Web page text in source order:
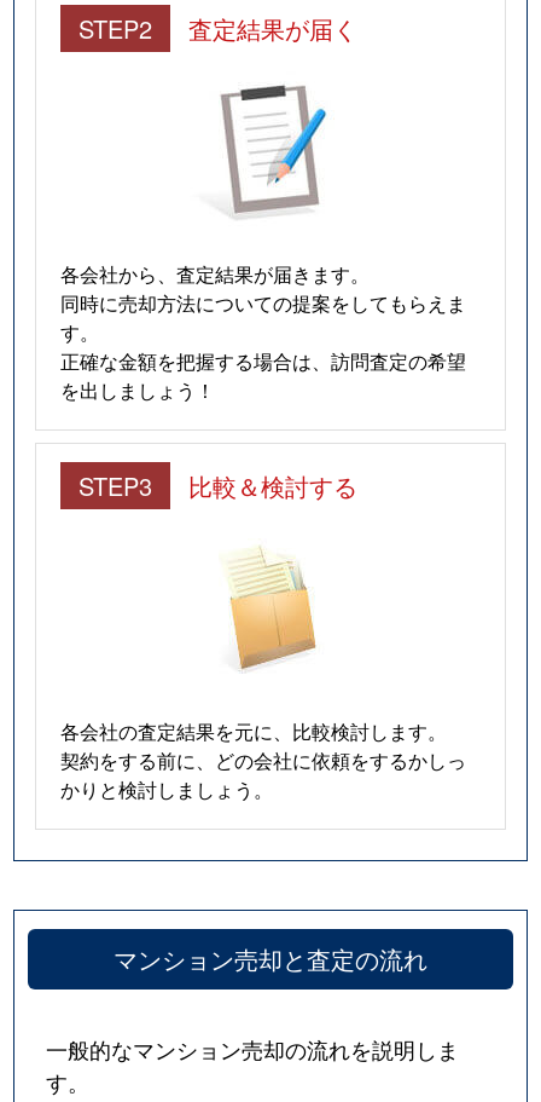
STEP2 査定結果が届く
各会社から、査定結果が届きます。
同時に売却方法についての提案をしてもらえま
す。
正確な金額を把握する場合は、訪問査定の希望
を出しましょう！
STEP3 比較＆検討する
各会社の査定結果を元に、比較検討します。
契約をする前に、どの会社に依頼をするかしっ
かりと検討しましょう。
マンション売却と査定の流れ
一般的なマンション売却の流れを説明しま
す。